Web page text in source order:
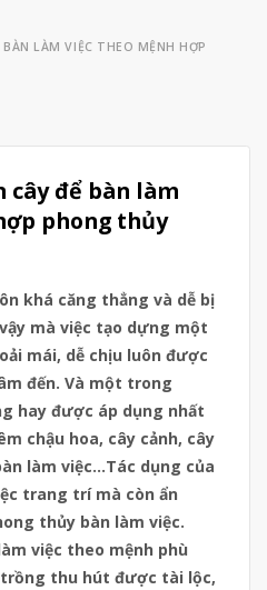
LÀM VIỆC THEO MỆNH HỢP
cây để bàn làm
phong thủy
khá căng thẳng và dễ bị
mà việc tạo dựng một
mái, dễ chịu luôn được
đến. Và một trong
hay được áp dụng nhất
chậu hoa, cây cảnh, cây
làm việc…Tác dụng của
trang trí mà còn ẩn
thủy bàn làm việc.
việc theo mệnh phù
thu hút được tài lộc,